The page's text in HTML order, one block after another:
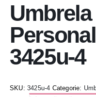
Umbrela
3425u-4
SKU: 3425u-4 Categorie: